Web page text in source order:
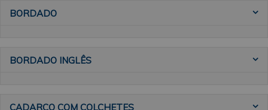
BORDADO
BORDADO INGLÊS
CADARÇO COM COLCHETES